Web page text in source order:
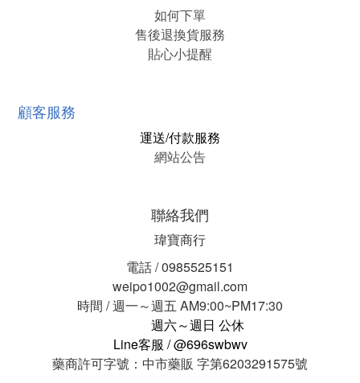
如何下單
售後退換貨服務
貼心小提醒
顧客服務
運送/付款服務
網站公告
聯絡我們
瑋寶商行
電話 / 0985525151
weipo1002@gmail.com
時間 / 週一～週五 AM9:00~PM17:30
週六～週日 公休
Line客服 / @696swbwv
藥商許可字號：中市藥販 字第6203291575號